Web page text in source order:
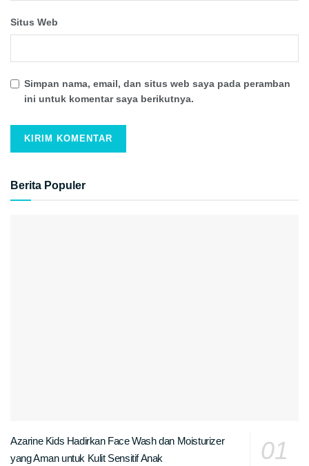
Situs Web
Simpan nama, email, dan situs web saya pada peramban
ini untuk komentar saya berikutnya.
Berita Populer
Azarine Kids Hadirkan Face Wash dan Moisturizer
yang Aman untuk Kulit Sensitif Anak